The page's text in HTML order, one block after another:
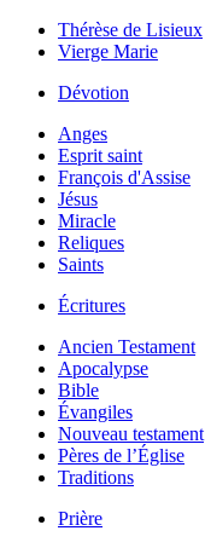
Thérèse de Lisieux
Vierge Marie
Dévotion
Anges
Esprit saint
François d'Assise
Jésus
Miracle
Reliques
Saints
Écritures
Ancien Testament
Apocalypse
Bible
Évangiles
Nouveau testament
Pères de l’Église
Traditions
Prière